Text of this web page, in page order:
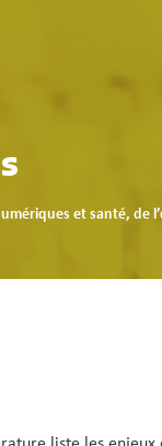
et santé, de